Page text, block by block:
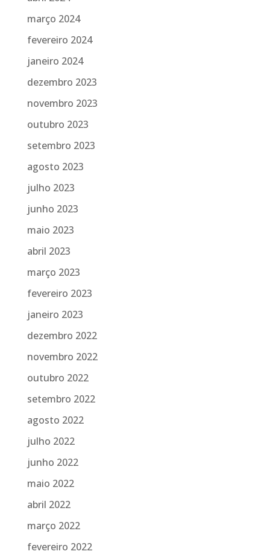
março 2024
fevereiro 2024
janeiro 2024
dezembro 2023
novembro 2023
outubro 2023
setembro 2023
agosto 2023
julho 2023
junho 2023
maio 2023
abril 2023
março 2023
fevereiro 2023
janeiro 2023
dezembro 2022
novembro 2022
outubro 2022
setembro 2022
agosto 2022
julho 2022
junho 2022
maio 2022
abril 2022
março 2022
fevereiro 2022